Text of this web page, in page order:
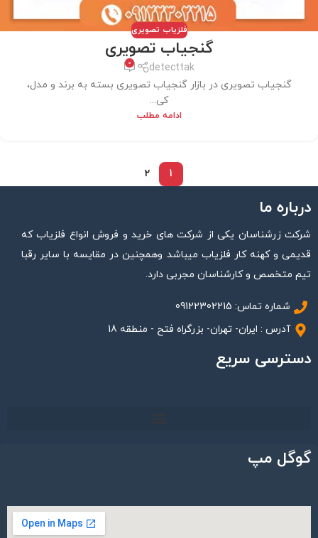
فلزیاب تصویری
گنجیاب تصویری
detecttak
0
گنجیاب تصویری در بازار گنجیاب تصویری بسته به برند و مدل،
کی...
ادامه مطلب
1
2
درباره ما
شرکت زرشناسان یکی از شرکت های خرید و فروش انواع فلزیاب که
قدیمی و کهنه کار فلزیاب میباشد وهمچنین در مقایسه با سایر رقبا
تیم متخصص و کارشناسان مجربی دارد.
شماره تماس: 09122302215
آدرس : ایران- تهران- بزرگراه فتح - منطقه 18
دسترسی سریع
گوگل مپ